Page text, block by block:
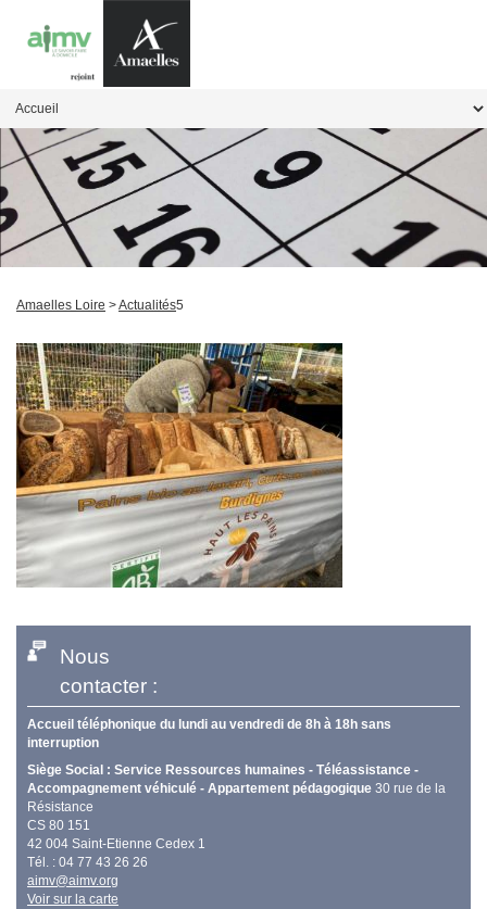
Amaelles Loire >Actualités5
Nous
contacter :
Accueil téléphonique du lundi au vendredi de 8h à 18h sans
interruption
Siège Social : Service Ressources humaines - Téléassistance -
Accompagnement véhiculé - Appartement pédagogique 30 rue de la
Résistance
CS 80 151
42 004 Saint-Etienne Cedex 1
Tél. : 04 77 43 26 26
aimv@aimv.org
Voir sur la carte